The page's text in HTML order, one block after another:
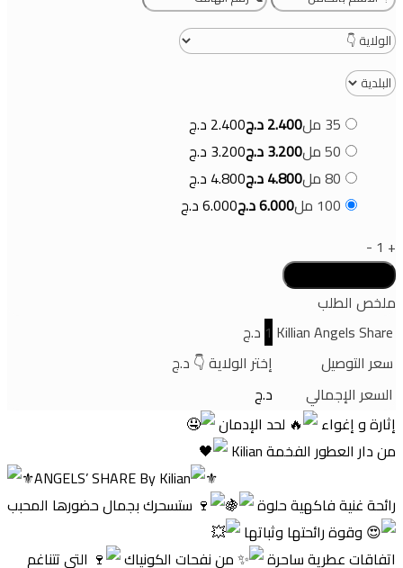
35 مل 2.400د.ج2.400 د.ج
50 مل
3.200د.ج3.200 د.ج
80 مل
4.800د.ج4.800 د.ج
100 مل
6.000د.ج6.000د.ج
+
1
-
ملخص الطلب
Killian Angels Share
1 د.ج
سعر التوصيل
إختر الولاية 👇 د.ج
السعر الإجمالي
د.ج
إثارة و إغواء
لحد الإدمان
من دار العطور الفخمة Kilian
ANGELS’ SHARE By Kilian
رائحة غنية فاكهية حلوة
ستسحرك بجمال حضورها المحبب
وقوة رائحتها وثباتها
اتفاقات عطرية ساحرة
من نفحات الكونياك التي تتناغم